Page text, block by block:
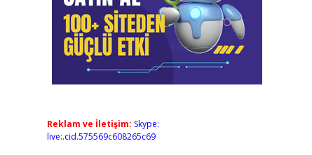
Reklam ve İletişim: Skype:
live:.cid.575569c608265c69